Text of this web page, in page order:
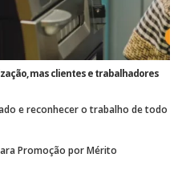
mas clientes e trabalhadores
e reconhecer o trabalho de todo
Promoção por Mérito